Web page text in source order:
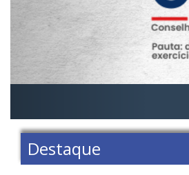
Destaque